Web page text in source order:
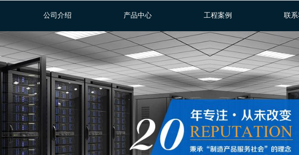
公司介绍 产品中心 工程案例 联